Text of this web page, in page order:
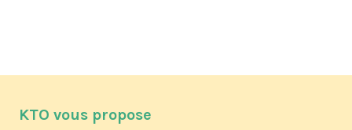
KTO vous propose